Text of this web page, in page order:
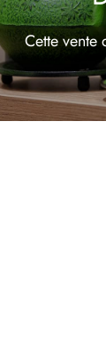
Cette